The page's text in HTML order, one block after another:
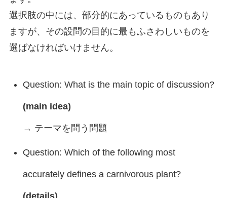
選択肢の中には、部分的にあっているものもあり
ますが、その設問の目的に最もふさわしいものを
選ばなければいけません。
Question: What is the main topic of discussion?
(main idea)
→ テーマを問う問題
Question: Which of the following most
accurately defines a carnivorous plant?
(details)